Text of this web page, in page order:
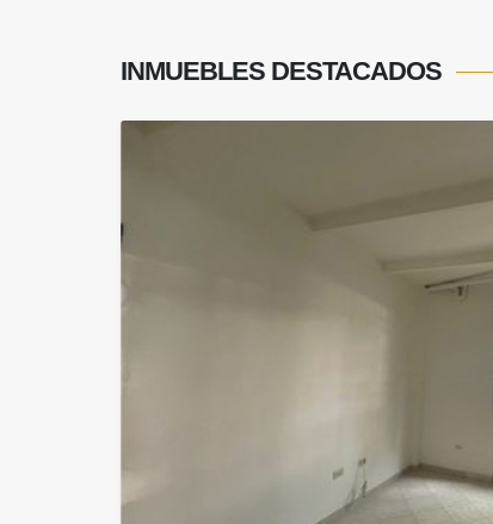
INMUEBLES DESTACADOS